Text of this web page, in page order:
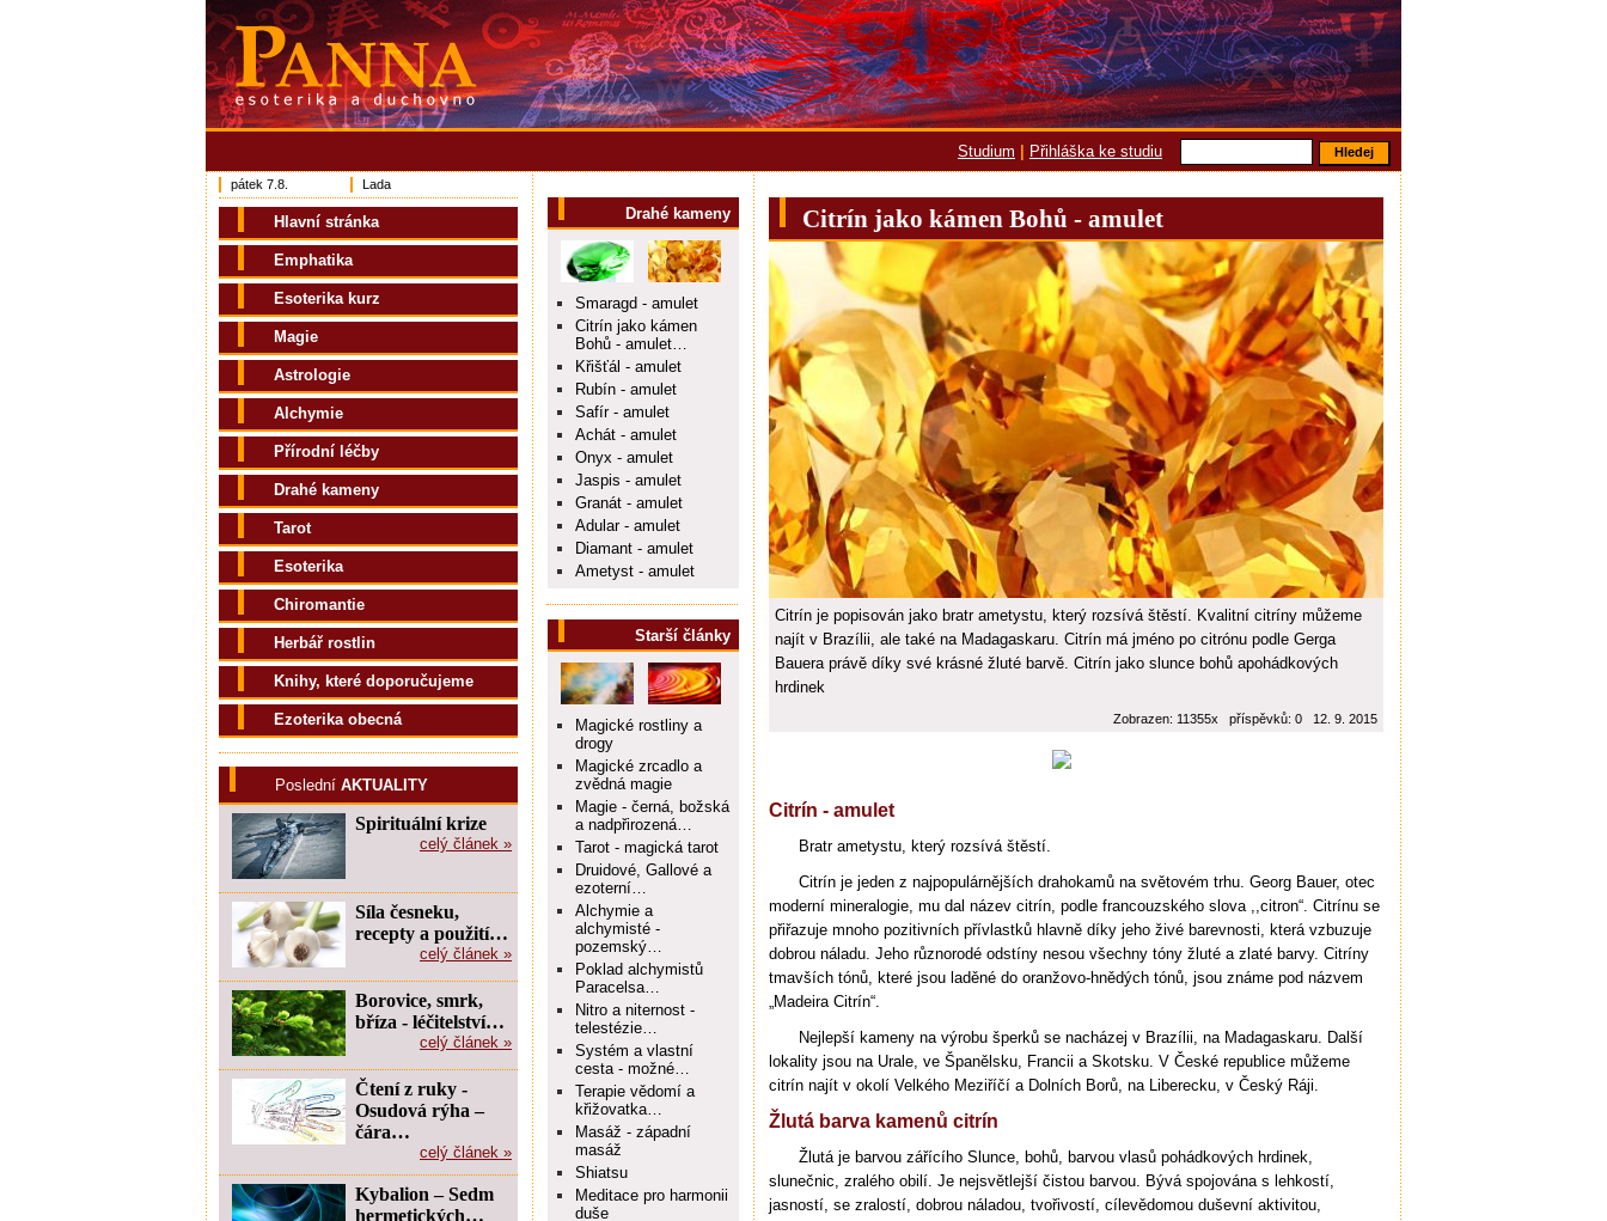
Studium Přihláška ke studiu
Citrín jako kámen Bohů - amulet
Citrín je popisován jako bratr ametystu, který rozsívá štěstí. Kvalitní citríny můžeme
najít v Brazílii, ale také na Madagaskaru. Citrín má jméno po citrónu podle Gerga
Bauera právě díky své krásné žluté barvě. Citrín jako slunce bohů apohádkových
hrdinek
Zobrazen: 11355x příspěvků: 0 12. 9. 2015
Citrín - amulet
Bratr ametystu, který rozsívá štěstí.
Citrín je jeden z najpopulárnějších drahokamů na světovém trhu. Georg Bauer, otec
moderní mineralogie, mu dal název citrín, podle francouzského slova ,,citron“. Citrínu se
přiřazuje mnoho pozitivních přívlastků hlavně díky jeho živé barevnosti, která vzbuzuje
dobrou náladu. Jeho různorodé odstíny nesou všechny tóny žluté a zlaté barvy. Citríny
tmavších tónů, které jsou laděné do oranžovo-hnědých tónů, jsou známe pod názvem
„Madeira Citrín“.
Nejlepší kameny na výrobu šperků se nacházej v Brazílii, na Madagaskaru. Další
lokality jsou na Urale, ve Španělsku, Francii a Skotsku. V České republice můžeme
citrín najít v okolí Velkého Meziříčí a Dolních Borů, na Liberecku, v Český Ráji.
Žlutá barva kamenů citrín
Žlutá je barvou zářícího Slunce, bohů, barvou vlasů pohádkových hrdinek,
slunečnic, zralého obilí. Je nejsvětlejší čistou barvou. Bývá spojována s lehkostí,
jasností, se zralostí, dobrou náladou, tvořivostí, cílevědomou duševní aktivitou,
Drahé kameny
Smaragd - amulet
Citrín jako kámen
Bohů - amulet…
Křišťál - amulet
Rubín - amulet
Safír - amulet
Achát - amulet
Onyx - amulet
Jaspis - amulet
Granát - amulet
Adular - amulet
Diamant - amulet
Ametyst - amulet
Starší články
Magické rostliny a
drogy
Magické zrcadlo a
zvědná magie
Magie - černá, božská
a nadpřirozená…
Tarot - magická tarot
Druidové, Gallové a
ezoterní…
Alchymie a
alchymisté -
pozemský…
Poklad alchymistů
Paracelsa…
Nitro a niternost -
telestézie…
Systém a vlastní
cesta - možné…
Terapie vědomí a
křižovatka…
Masáž - západní
masáž
Shiatsu
Meditace pro harmonii
duše
pátek 7.8. Lada
Hlavní stránka
Emphatika
Esoterika kurz
Magie
Astrologie
Alchymie
Přírodní léčby
Drahé kameny
Tarot
Esoterika
Chiromantie
Herbář rostlin
Knihy, které doporučujeme
Ezoterika obecná
Poslední AKTUALITY
Spirituální krize
celý článek »
Síla česneku,
recepty a použití…
celý článek »
Borovice, smrk,
bříza - léčitelství…
celý článek »
Čtení z ruky -
Osudová rýha –
čára…
celý článek »
Kybalion – Sedm
hermetických…